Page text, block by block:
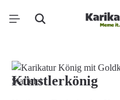
Zum Hauptinhalt springen
Bildergalerie überspringen
Künstlerkönig